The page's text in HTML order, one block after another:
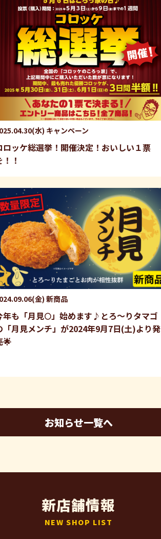
水) キャンペーン
ロッケ総選挙！開催決定！おいしい１票
！！
金) 新商品
年も「月見🌕」始めます♪とろ〜りタマゴ
「月見メンチ」が2024年9月7日(土)より発
🌟
お知らせ一覧へ
新店舗情報
NEW SHOP LIST